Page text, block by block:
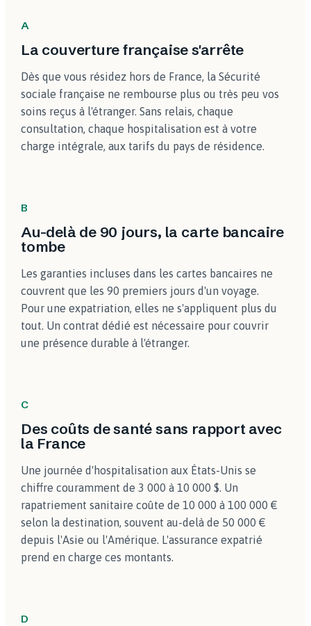
A
La couverture française s'arrête
Dès que vous résidez hors de France, la Sécurité
sociale française ne rembourse plus ou très peu vos
soins reçus à l'étranger. Sans relais, chaque
consultation, chaque hospitalisation est à votre
charge intégrale, aux tarifs du pays de résidence.
B
Au-delà de 90 jours, la carte bancaire
tombe
Les garanties incluses dans les cartes bancaires ne
couvrent que les 90 premiers jours d'un voyage.
Pour une expatriation, elles ne s'appliquent plus du
tout. Un contrat dédié est nécessaire pour couvrir
une présence durable à l'étranger.
C
Des coûts de santé sans rapport avec
la France
Une journée d'hospitalisation aux États-Unis se
chiffre couramment de 3 000 à 10 000 $. Un
rapatriement sanitaire coûte de 10 000 à 100 000 €
selon la destination, souvent au-delà de 50 000 €
depuis l'Asie ou l'Amérique. L'assurance expatrié
prend en charge ces montants.
D